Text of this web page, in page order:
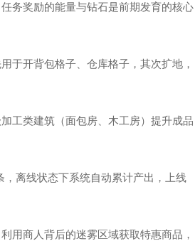
务奖励的能量与钻石是前期发育的核心
于开背包格子、仓库格子，其次扩地，
工类建筑（面包房、木工房）提升成品
离线状态下系统自动累计产出，上线
用商人背后的迷雾区域获取特惠商品，